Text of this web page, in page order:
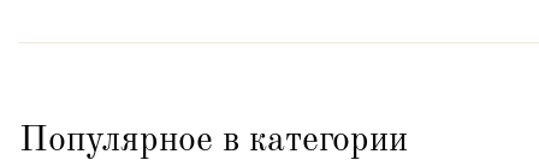
Популярное в категории